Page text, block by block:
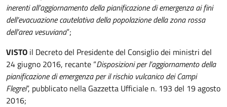
inerenti all’aggiornamento della pianificazione di emergenza ai fini
dell’evacuazione cautelativa della popolazione della zona rossa
dell’area vesuviana”;
VISTO il Decreto del Presidente del Consiglio dei ministri del
24 giugno 2016, recante “Disposizioni per l’aggiornamento della
pianificazione di emergenza per il rischio vulcanico dei Campi
Flegrei”, pubblicato nella Gazzetta Ufficiale n. 193 del 19 agosto
2016;